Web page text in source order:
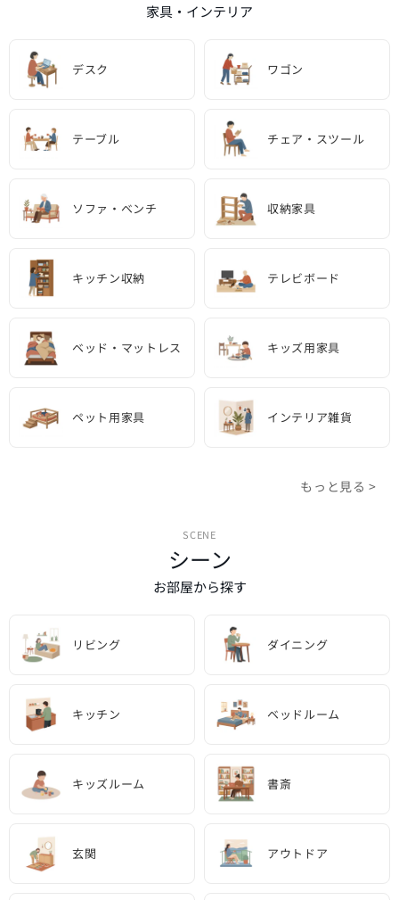
家具・インテリア
デスク ワゴン
テーブル チェア・スツール
ソファ・ベンチ 収納家具
キッチン収納 テレビボード
ベッド・マットレス キッズ用家具
ペット用家具 インテリア雑貨
もっと見る >
SCENE
シーン
お部屋から探す
リビング ダイニング
キッチン ベッドルーム
キッズルーム 書斎
玄関 アウトドア